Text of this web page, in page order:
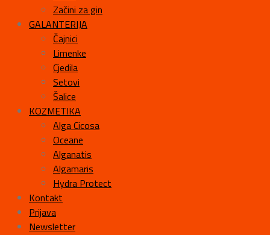
Začini za gin
GALANTERIJA
Čajnici
Limenke
Cjedila
Setovi
Šalice
KOZMETIKA
Alga Cicosa
Oceane
Alganatis
Algamaris
Hydra Protect
Kontakt
Prijava
Newsletter